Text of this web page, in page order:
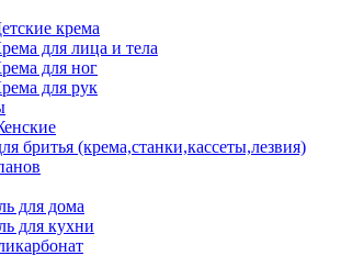
крема
для лица и тела
для ног
для рук
бритья (крема,станки,кассеты,лезвия)
для дома
для кухни